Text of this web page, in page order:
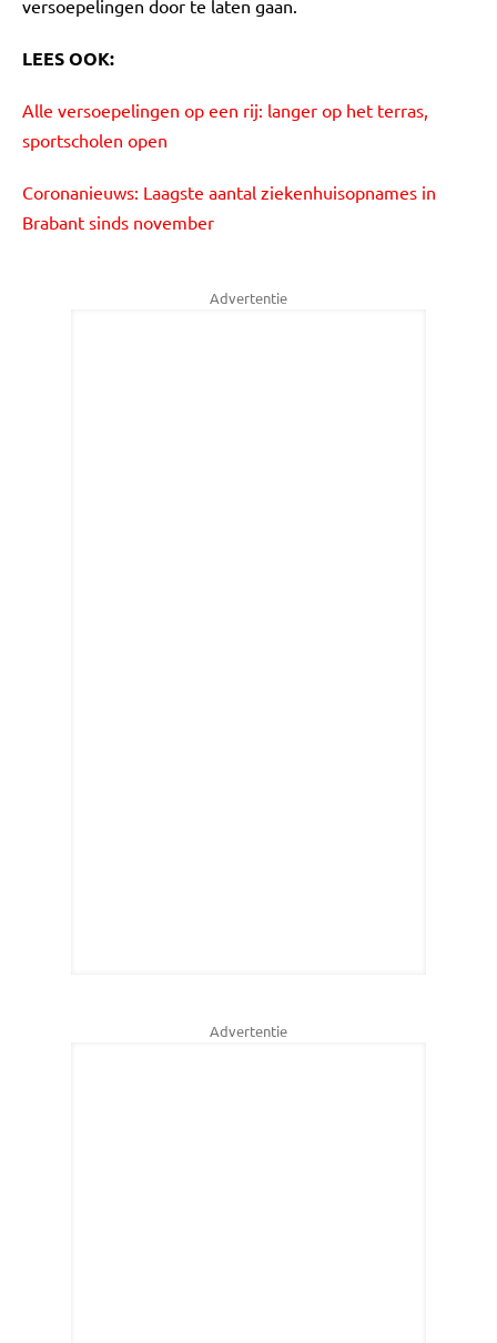
versoepelingen door te laten gaan.
LEES OOK:
Alle versoepelingen op een rij: langer op het terras,
sportscholen open
Coronanieuws: Laagste aantal ziekenhuisopnames in
Brabant sinds november
Advertentie
Advertentie